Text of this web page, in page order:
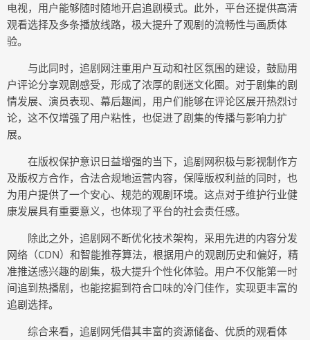
电视，用户能够随时随地开启追剧模式。此外，平台还提供高清
观看选择及多条播放线路，极大提升了观剧的流畅性与画质体
验。
与此同时，追剧网注重用户互动和社区氛围的建设，鼓励用
户评论分享观剧感受，形成了浓厚的剧迷文化圈。对于剧集的剧
情发展、演员表现、幕后趣闻，用户们能够在评论区展开热烈讨
论，这不仅增强了用户粘性，也促进了剧集的传播与影响力扩
展。
在版权保护意识日益增强的当下，追剧网积极与影视制作方
及版权方合作，合法合规地运营内容，保障版权利益的同时，也
为用户提供了一个安心、规范的观剧环境。这点对于维护行业健
康发展具有重要意义，也体现了平台的社会责任感。
除此之外，追剧网不断优化技术架构，采用先进的内容分发
网络（CDN）和智能推荐算法，根据用户的观剧历史和偏好，精
准推送感兴趣的剧集，极大提升个性化体验。用户不仅能第一时
间追到热播剧，也能挖掘到符合口味的冷门佳作，实现更丰富的
追剧选择。
综合来看，追剧网凭借其丰富的资源储备、优质的观看体